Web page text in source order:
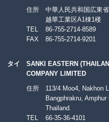
住所
中華人民共和国広東
越華工業区A1棟1楼
TEL
86-755-2714-8589
FAX
86-755-2714-9201
タイ
SANKI EASTERN
COMPANY LIMITED
住所
113/4 Moo4, Nakhon
Bangphrakru,
Thailand.
TEL
66-35-36-4101